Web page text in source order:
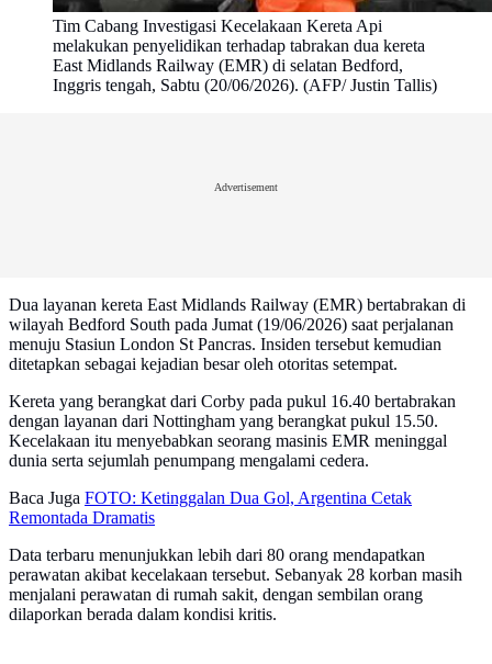
Tim Cabang Investigasi Kecelakaan Kereta Api
melakukan penyelidikan terhadap tabrakan dua kereta
East Midlands Railway (EMR) di selatan Bedford,
Inggris tengah, Sabtu (20/06/2026). (AFP/ Justin Tallis)
Advertisement
Dua layanan kereta East Midlands Railway (EMR) bertabrakan di
wilayah Bedford South pada Jumat (19/06/2026) saat perjalanan
menuju Stasiun London St Pancras. Insiden tersebut kemudian
ditetapkan sebagai kejadian besar oleh otoritas setempat.
Kereta yang berangkat dari Corby pada pukul 16.40 bertabrakan
dengan layanan dari Nottingham yang berangkat pukul 15.50.
Kecelakaan itu menyebabkan seorang masinis EMR meninggal
dunia serta sejumlah penumpang mengalami cedera.
Baca Juga FOTO: Ketinggalan Dua Gol, Argentina Cetak
Remontada Dramatis
Data terbaru menunjukkan lebih dari 80 orang mendapatkan
perawatan akibat kecelakaan tersebut. Sebanyak 28 korban masih
menjalani perawatan di rumah sakit, dengan sembilan orang
dilaporkan berada dalam kondisi kritis.